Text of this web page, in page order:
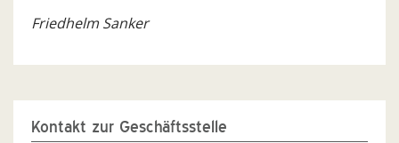
Friedhelm Sanker
Kontakt zur Geschäftsstelle